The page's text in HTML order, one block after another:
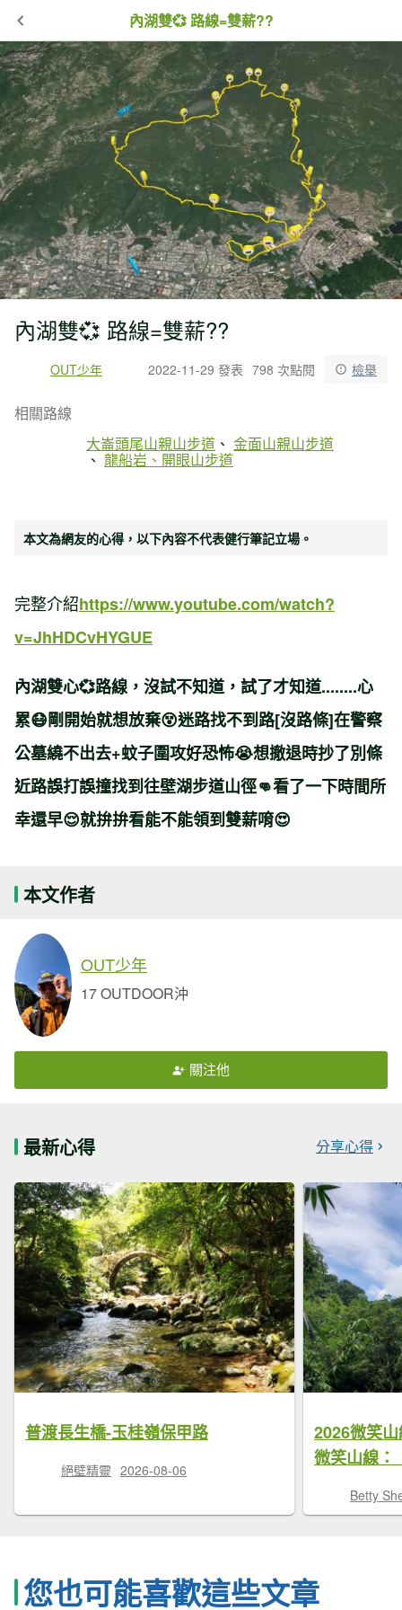
內湖雙💞 路線=雙薪??
內湖雙💞 路線=雙薪??
OUT少年 2022-11-29 發表 798 次點閱 檢舉
相關路線
大崙頭尾山親山步道
金面山親山步道
龍船岩、開眼山步道
本文為網友的心得，以下內容不代表健行筆記立場。
完整介紹https://www.youtube.com/watch?
v=JhHDCvHYGUE
內湖雙心💞路線，沒試不知道，試了才知道........心
累😷剛開始就想放棄😵迷路找不到路[沒路條]在警察
公墓繞不出去+蚊子圍攻好恐怖😭想撤退時抄了別條
近路誤打誤撞找到往壁湖步道山徑👊看了一下時間所
幸還早😌就拚拚看能不能領到雙薪唷😍
本文作者
OUT少年
17 OUTDOOR沖
關注他
最新心得 分享心得
普渡長生橋-玉桂嶺保甲路
絕壁精靈 2026-08-06
2026微笑
微笑山線：
Betty
您也可能喜歡這些文章